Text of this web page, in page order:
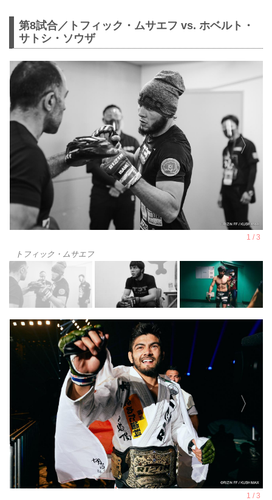
第8試合／トフィック・ムサエフ vs. ホベルト・
サトシ・ソウザ
トフィック・ムサエフ